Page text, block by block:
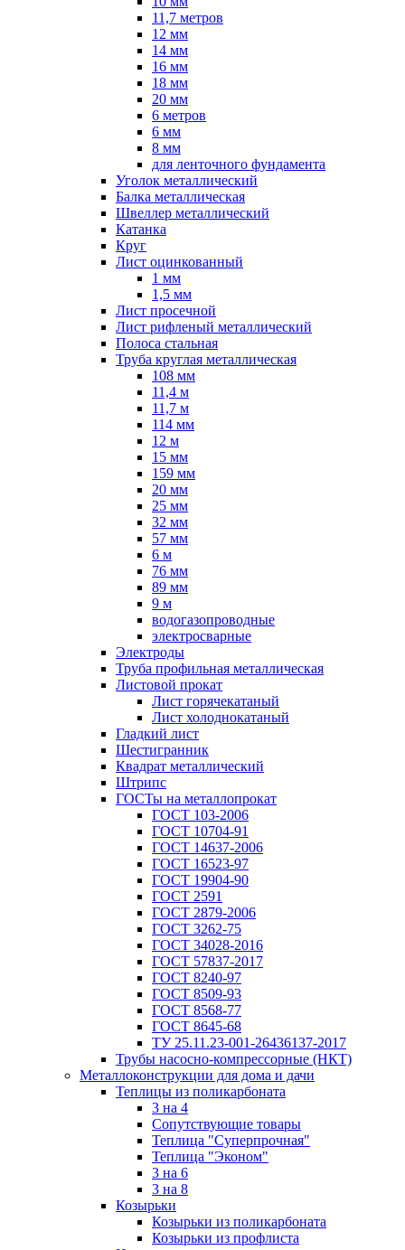
11,7 метров
12 мм
14 мм
16 мм
18 мм
20 мм
6 метров
6 мм
8 мм
для ленточного фундамента
Уголок металлический
Балка металлическая
Швеллер металлический
Катанка
Круг
Лист оцинкованный
1 мм
1,5 мм
Лист просечной
Лист рифленый металлический
Полоса стальная
Труба круглая металлическая
108 мм
11,4 м
11,7 м
114 мм
12 м
15 мм
159 мм
20 мм
25 мм
32 мм
57 мм
6 м
76 мм
89 мм
9 м
водогазопроводные
электросварные
Электроды
Труба профильная металлическая
Листовой прокат
Лист горячекатаный
Лист холоднокатаный
Гладкий лист
Шестигранник
Квадрат металлический
Штрипс
ГОСТы на металлопрокат
ГОСТ 103-2006
ГОСТ 10704-91
ГОСТ 14637-2006
ГОСТ 16523-97
ГОСТ 19904-90
ГОСТ 2591
ГОСТ 2879-2006
ГОСТ 3262-75
ГОСТ 34028-2016
ГОСТ 57837-2017
ГОСТ 8240-97
ГОСТ 8509-93
ГОСТ 8568-77
ГОСТ 8645-68
ТУ 25.11.23-001-26436137-2017
Трубы насосно-компрессорные (НКТ)
Металлоконструкции для дома и дачи
Теплицы из поликарбоната
3 на 4
Сопутствующие товары
Теплица "Суперпрочная"
Теплица "Эконом"
3 на 6
3 на 8
Козырьки
Козырьки из поликарбоната
Козырьки из профлиста